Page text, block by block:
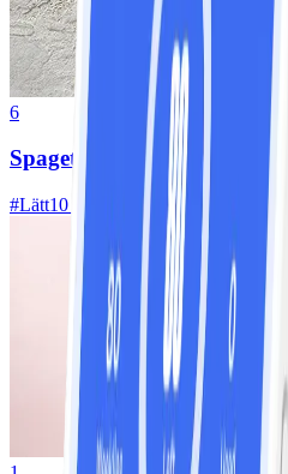
6
Spagetti med köttfärssås
#Lätt10 MIN